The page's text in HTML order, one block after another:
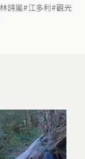
林詩嵐 江多利 觀光